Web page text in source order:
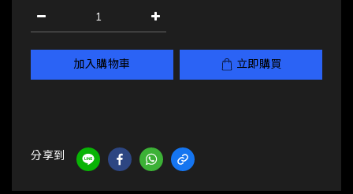
加入購物車 立即購買
分享到